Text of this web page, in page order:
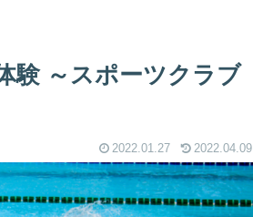
験 ～スポーツクラブ
2022.01.27 2022.04.09